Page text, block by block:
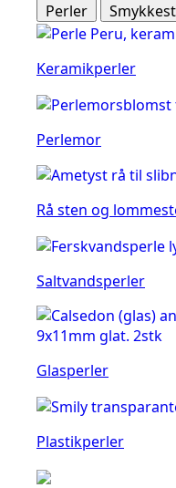
Perler
Keramikperler
Perlemor
Rå sten og
Saltvandsperler
Glasperler
Plastikperler